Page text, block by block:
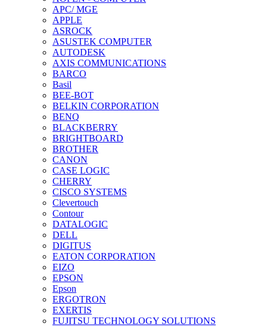
APC/ MGE
APPLE
ASROCK
ASUSTEK COMPUTER
AUTODESK
AXIS COMMUNICATIONS
BARCO
Basil
BEE-BOT
BELKIN CORPORATION
BENQ
BLACKBERRY
BRIGHTBOARD
BROTHER
CANON
CASE LOGIC
CHERRY
CISCO SYSTEMS
Clevertouch
Contour
DATALOGIC
DELL
DIGITUS
EATON CORPORATION
EIZO
EPSON
Epson
ERGOTRON
EXERTIS
FUJITSU TECHNOLOGY SOLUTIONS